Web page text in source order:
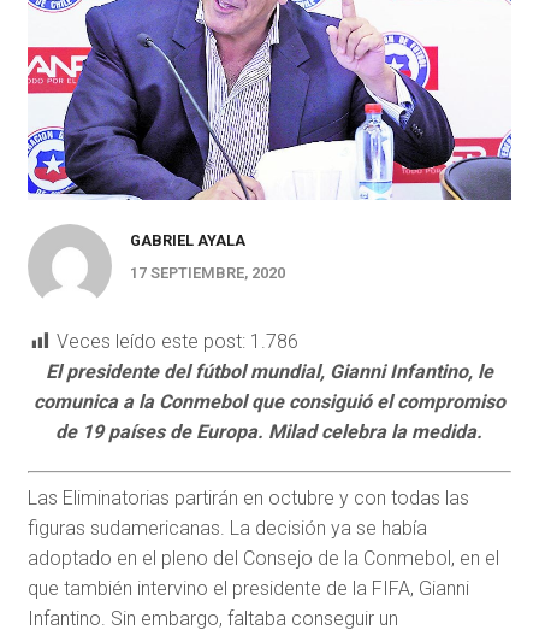
GABRIEL AYALA
17 SEPTIEMBRE, 2020
Veces leído este post: 1.786
El presidente del fútbol mundial, Gianni Infantino, le
comunica a la Conmebol que consiguió el compromiso
de 19 países de Europa. Milad celebra la medida.
Las Eliminatorias partirán en octubre y con todas las
figuras sudamericanas. La decisión ya se había
adoptado en el pleno del Consejo de la Conmebol, en el
que también intervino el presidente de la FIFA, Gianni
Infantino. Sin embargo, faltaba conseguir un